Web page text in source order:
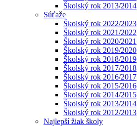
Školský rok 2013/2014
Súťaže
Školský rok 2022/2023
Školský rok 2021/2022
Školský rok 2020/2021
Školský rok 2019/2020
Školský rok 2018/2019
Školský rok 2017/2018
Školský rok 2016/2017
Školský rok 2015/2016
Školský rok 2014/2015
Školský rok 2013/2014
Školský rok 2012/2013
Najlepší žiak školy